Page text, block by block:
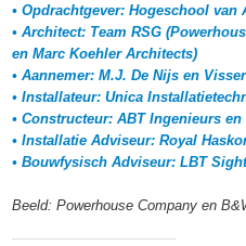
• Opdrachtgever: Hogeschool van
• Architect: Team RSG
en Marc Koehler Architects)
• Aannemer: M.J. De Nijs en
• Installateur: Unica
• Constructeur: ABT Ingenieurs
• Installatie Adviseur: Royal
• Bouwfysisch Adviseur: LBT
Beeld: Powerhouse Company en